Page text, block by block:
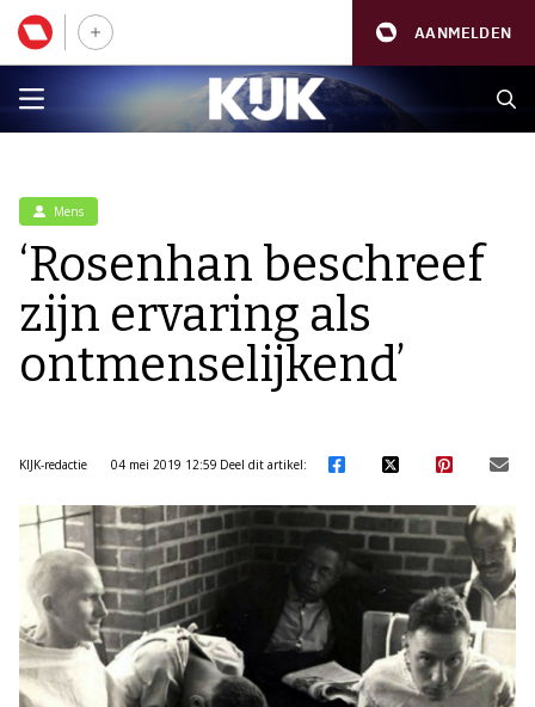
AANMELDEN
Mens
‘Rosenhan beschreef
zijn ervaring als
ontmenselijkend’
KIJK-redactie 04 mei 2019 12:59 Deel dit artikel: